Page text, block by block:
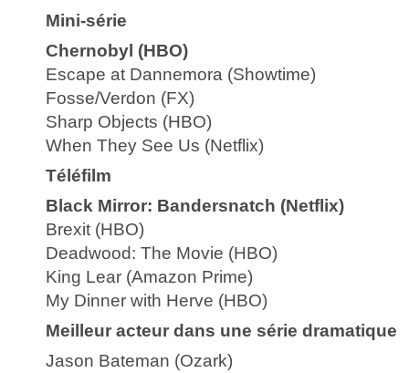
Mini-série
Chernobyl (HBO)
Escape at Dannemora (Showtime)
Fosse/Verdon (FX)
Sharp Objects (HBO)
When They See Us (Netflix)
Téléfilm
Black Mirror: Bandersnatch (Netflix)
Brexit (HBO)
Deadwood: The Movie (HBO)
King Lear (Amazon Prime)
My Dinner with Herve (HBO)
Meilleur acteur dans une série dramatique
Jason Bateman (Ozark)